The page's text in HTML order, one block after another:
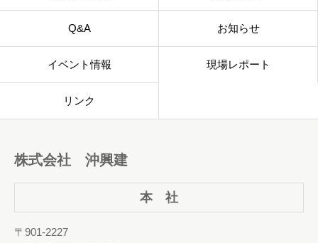
Q&A お知らせ
イベント情報 現場レポート
リンク
株式会社 沖興建
本 社
〒901-2227